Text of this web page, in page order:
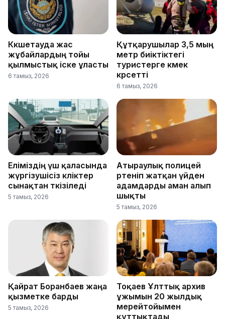
Көкшетауда жас
жұбайлардың тойы
қылмыстық іске ұласты
6 тамыз, 2026
Құтқарушылар 3,5 мың
метр биіктіктегі
туристерге көмек
көрсетті
6 тамыз, 2026
Еліміздің үш қаласында
жүргізушісіз көліктер
сынақтан өткізіледі
5 тамыз, 2026
Атыраулық полицей
өртеніп жатқан үйден
адамдарды аман алып
шықты
5 тамыз, 2026
Қайрат Боранбаев жаңа
қызметке барды
5 тамыз, 2026
Тоқаев Ұлттық архив
ұжымын 20 жылдық
мерейтойымен
құттықтады